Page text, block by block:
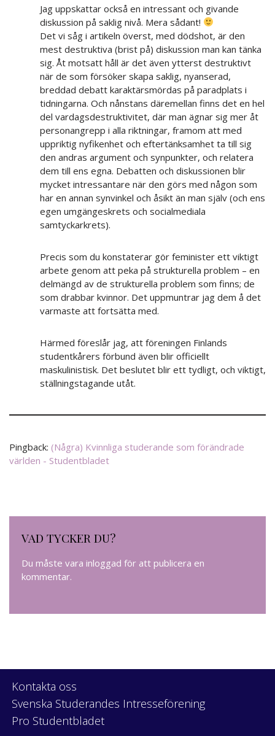
Jag uppskattar också en intressant och givande
diskussion på saklig nivå. Mera sådant!
Det vi såg i artikeln överst, med dödshot, är den
mest destruktiva (brist på) diskussion man kan tänka
sig. Åt motsatt håll är det även ytterst destruktivt
när de som försöker skapa saklig, nyanserad,
breddad debatt karaktärsmördas på paradplats i
tidningarna. Och nånstans däremellan finns det en hel
del vardagsdestruktivitet, där man ägnar sig mer åt
personangrepp i alla riktningar, framom att med
uppriktig nyfikenhet och eftertänksamhet ta till sig
den andras argument och synpunkter, och relatera
dem till ens egna. Debatten och diskussionen blir
mycket intressantare när den görs med någon som
har en annan synvinkel och åsikt än man själv (och ens
egen umgängeskrets och socialmediala
samtyckarkrets).
Precis som du konstaterar gör feminister ett viktigt
arbete genom att peka på strukturella problem – en
delmängd av de strukturella problem som finns; de
som drabbar kvinnor. Det uppmuntrar jag dem å det
varmaste att fortsätta med.
Härmed föreslår jag, att föreningen Finlands
studentkårers förbund även blir officiellt
maskulinistisk. Det beslutet blir ett tydligt, och viktigt,
ställningstagande utåt.
Pingback: (Några) Kvinnliga studerande som förändrade
världen - Studentbladet
VAD TYCKER DU?
Du måste vara inloggad för att publicera en
kommentar.
Kontakta oss
Svenska Studerandes Intresseförening
Pro Studentbladet